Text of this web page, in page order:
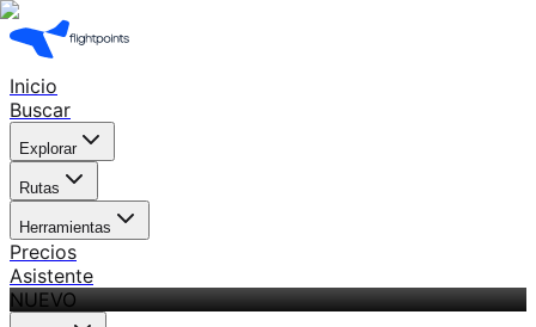
Inicio
Buscar
Explorar
Rutas
Herramientas
Precios
Asistente
NUEVO